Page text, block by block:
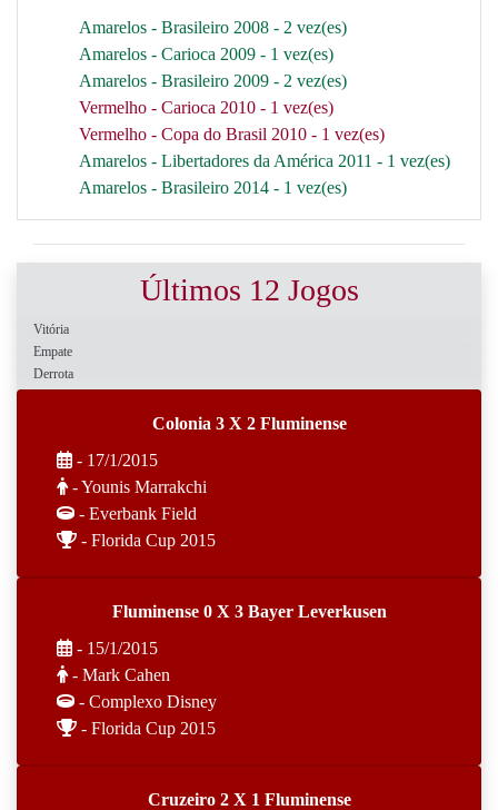
Amarelos - Brasileiro 2008 - 2 vez(es)
Amarelos - Carioca 2009 - 1 vez(es)
Amarelos - Brasileiro 2009 - 2 vez(es)
Vermelho - Carioca 2010 - 1 vez(es)
Vermelho - Copa do Brasil 2010 - 1 vez(es)
Amarelos - Libertadores da América 2011 - 1 vez(es)
Amarelos - Brasileiro 2014 - 1 vez(es)
Últimos 12 Jogos
Vitória
Empate
Derrota
Colonia 3 X 2 Fluminense
- 17/1/2015
- Younis Marrakchi
- Everbank Field
- Florida Cup 2015
Fluminense 0 X 3 Bayer Leverkusen
- 15/1/2015
- Mark Cahen
- Complexo Disney
- Florida Cup 2015
Cruzeiro 2 X 1 Fluminense